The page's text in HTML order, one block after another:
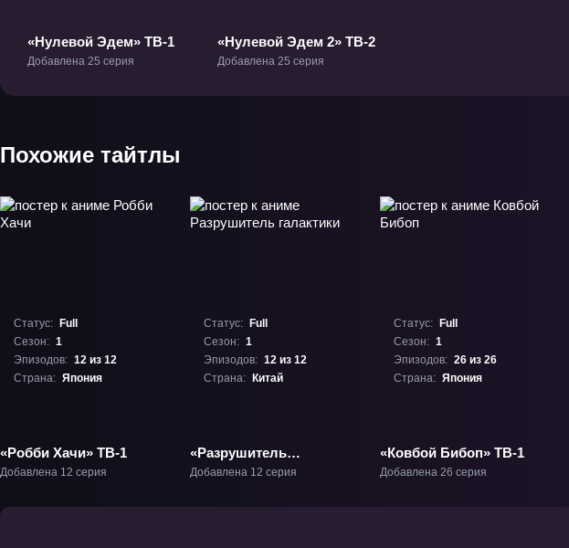
«Нулевой Эдем» ТВ-1
Добавлена 25 серия
«Нулевой Эдем 2» ТВ-2
Добавлена 25 серия
Похожие тайтлы
Статус:
Full
Сезон: 1
Эпизодов: 12 из 12
Страна: Япония
«Робби Хачи» ТВ-1
Добавлена 12 серия
Статус:
Full
Сезон: 1
Эпизодов: 12 из 12
Страна:
Китай
«Разрушитель
галактики» ТВ-1
Добавлена 12 серия
Статус:
Full
Сезон: 1
Эпизодов: 26 из 26
Страна: Япония
«Ковбой Бибоп» ТВ-1
Добавлена 26 серия